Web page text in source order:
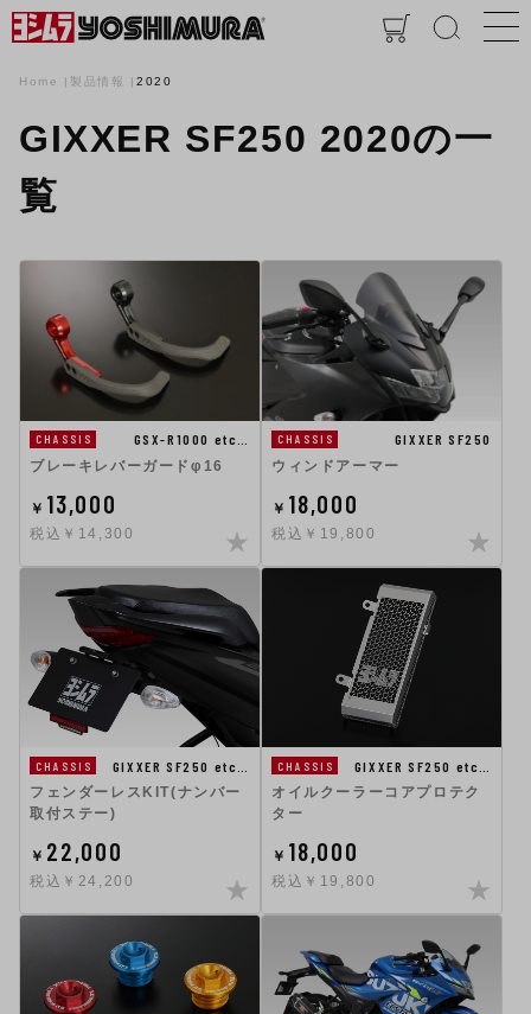
Home 製品情報 2020
GIXXER SF250 2020の一
覧
CHASSIS
GSX-R1000 etc…
ブレーキレバーガードφ16
￥ 13,000
税込￥14,300
CHASSIS
GIXXER SF250
ウィンドアーマー
￥ 18,000
税込￥19,800
CHASSIS
GIXXER SF250 etc…
フェンダーレスKIT(ナンバー
取付ステー)
￥ 22,000
税込￥24,200
CHASSIS
GIXXER SF250 etc…
オイルクーラーコアプロテク
ター
￥ 18,000
税込￥19,800